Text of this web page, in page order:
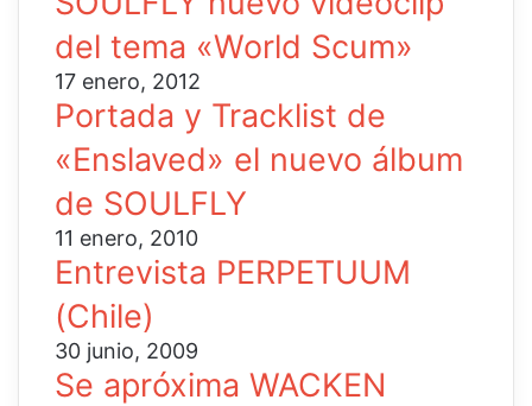
del tema «World Scum»
17 enero, 2012
Portada y Tracklist de
«Enslaved» el nuevo álbum
de SOULFLY
11 enero, 2010
Entrevista PERPETUUM
(Chile)
30 junio, 2009
Se apróxima WACKEN